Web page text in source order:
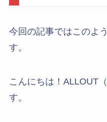
今回の記事ではこのよ
す。
こんにちは！ALLOUT（
す。